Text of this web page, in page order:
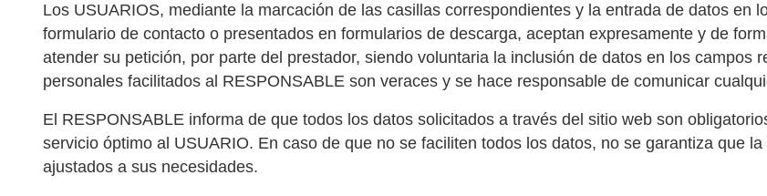
Los USUARIOS, mediante la marcación de las casillas correspondientes y la entrada de datos en
formulario de contacto o presentados en formularios de descarga, aceptan expresamente y de
atender su petición, por parte del prestador, siendo voluntaria la inclusión de datos en los campos
personales facilitados al RESPONSABLE son veraces y se hace responsable de comunicar
El RESPONSABLE informa de que todos los datos solicitados a través del sitio web son
servicio óptimo al USUARIO. En caso de que no se faciliten todos los datos, no se garantiza que
ajustados a sus necesidades.